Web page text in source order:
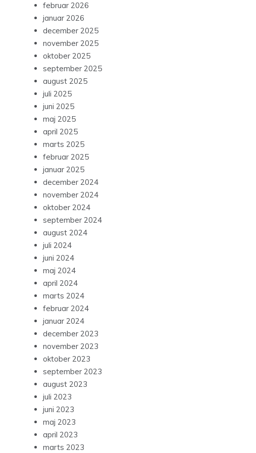
februar 2026
januar 2026
december 2025
november 2025
oktober 2025
september 2025
august 2025
juli 2025
juni 2025
maj 2025
april 2025
marts 2025
februar 2025
januar 2025
december 2024
november 2024
oktober 2024
september 2024
august 2024
juli 2024
juni 2024
maj 2024
april 2024
marts 2024
februar 2024
januar 2024
december 2023
november 2023
oktober 2023
september 2023
august 2023
juli 2023
juni 2023
maj 2023
april 2023
marts 2023